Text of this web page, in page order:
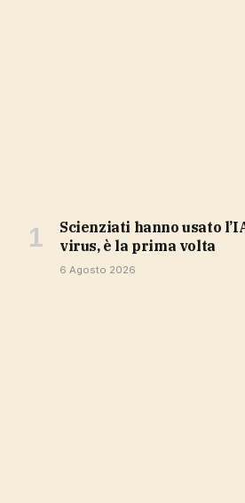
Scienziati hanno usato l’IA per creare nuovi
virus, è la prima volta
6 Agosto 2026